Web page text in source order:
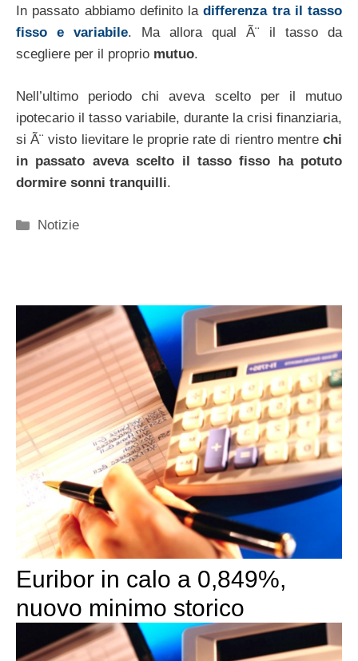
In passato abbiamo definito ladifferenza tra il tasso
fisso e variabile. Ma allora qual Ã¨ il tasso da
scegliere per il proprio mutuo.
Nell’ultimo periodo chi aveva scelto per il mutuo
ipotecario il tasso variabile, durante la crisi finanziaria,
si Ã¨ visto lievitare le proprie rate di rientro mentre chi
in passato aveva scelto il tasso fisso ha potuto
dormire sonni tranquilli.
Categorie
Notizie
Euribor in calo a 0,849%,
nuovo minimo storico